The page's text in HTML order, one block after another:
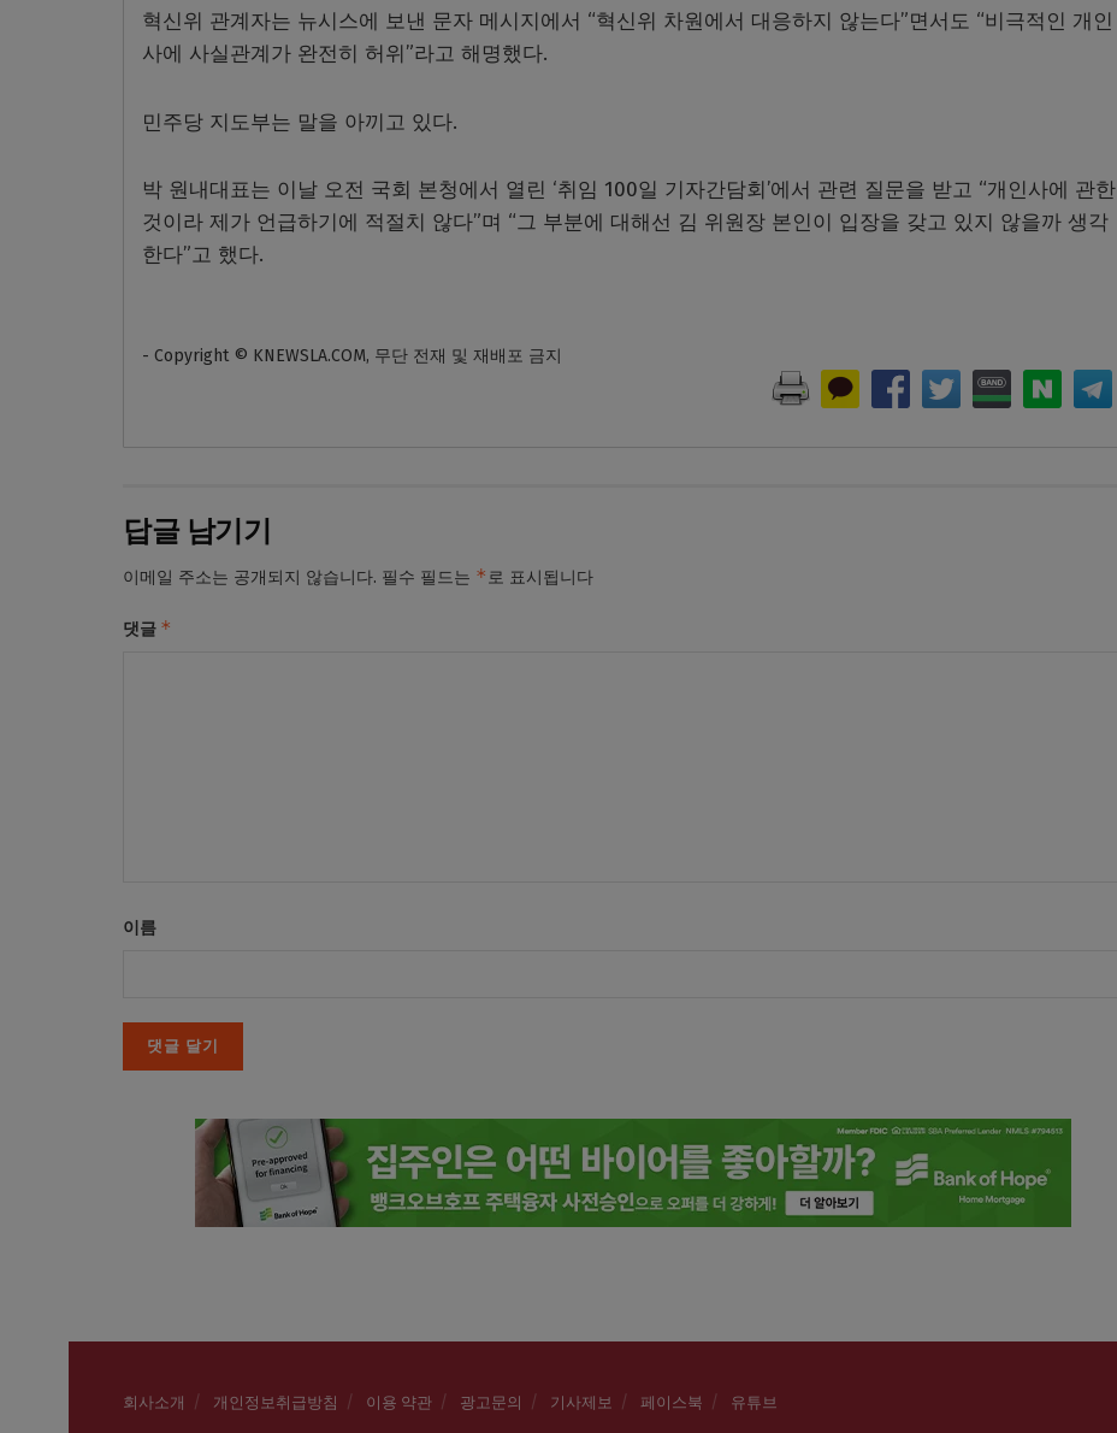
혁신위 관계자는 뉴시스에 보낸 문자 메시지에서 “혁신위 차원에서 대응하지 않는다”면서도 “비극적인 개인
사에 사실관계가 완전히 허위”라고 해명했다.
민주당 지도부는 말을 아끼고 있다.
박 원내대표는 이날 오전 국회 본청에서 열린 ‘취임 100일 기자간담회’에서 관련 질문을 받고 “개인사에 관한
것이라 제가 언급하기에 적절치 않다”며 “그 부분에 대해선 김 위원장 본인이 입장을 갖고 있지 않을까 생각
한다”고 했다.
- Copyright © KNEWSLA.COM, 무단 전재 및 재배포 금지
답글 남기기
이메일 주소는 공개되지 않습니다. 필수 필드는 *로 표시됩니다
댓글 *
이름
회사소개 개인정보취급방침 이용 약관 광고문의 기사제보 페이스북 유튜브